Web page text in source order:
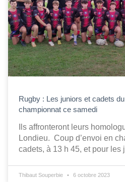
Rugby : Les juniors et cadets
championnat ce samedi
Ils affronteront leurs
Londieu. Coup d’envoi en
cadets, à 13 h 45, et pour les
Thibaut Souperbie 6 octobre 2023